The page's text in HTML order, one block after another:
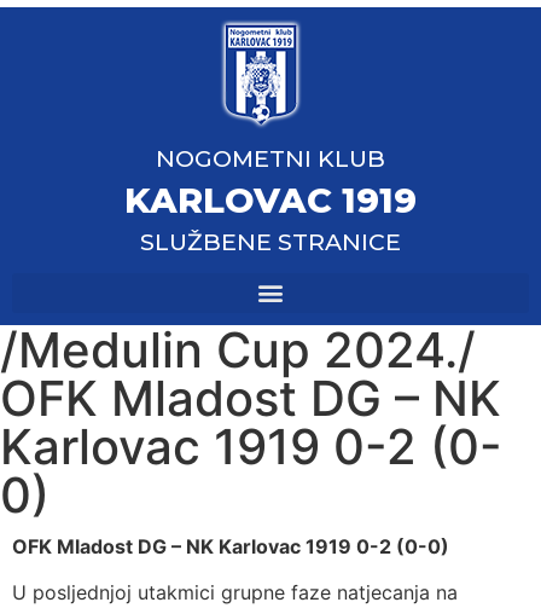
NOGOMETNI KLUB
KARLOVAC 1919
SLUŽBENE STRANICE
/Medulin Cup 2024./
OFK Mladost DG – NK
Karlovac 1919 0-2 (0-
0)
OFK Mladost DG – NK Karlovac 1919 0-2 (0-0)
U posljednjoj utakmici grupne faze natjecanja na